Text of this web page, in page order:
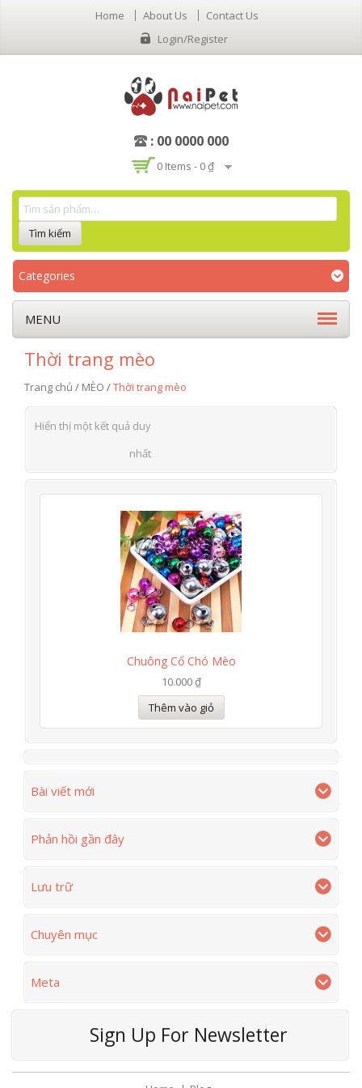
Home About Us
Contact Us
Login/Register
: 00 0000 000
0 Items - 0 ₫
Categories
MENU
Thời trang mèo
Trang chủ / MÈO /Thời trang mèo
Hiển thị một kết quả duy
nhất
Chuông Cổ Chó Mèo
10.000 ₫
Thêm vào giỏ
Bài viết mới
Phản hồi gần đây
Lưu trữ
Chuyên mục
Meta
Sign Up For Newsletter